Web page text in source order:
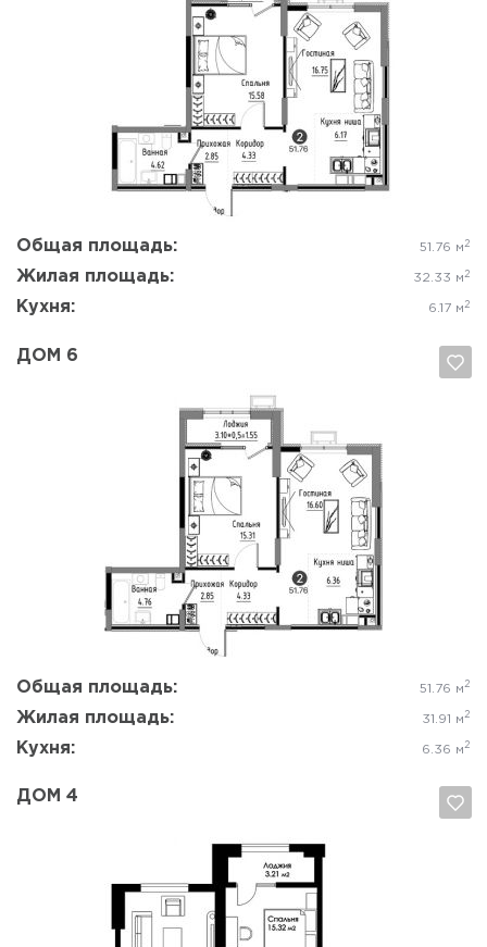
Общая площадь: 51.76 м 2
Жилая площадь: 32.33 м 2
Кухня: 6.17 м 2
Да, удалить
ДОМ 6
Общая площадь: 51.76 м 2
Жилая площадь: 31.91 м 2
Кухня: 6.36 м 2
Да, удалить Отмена
ДОМ 4